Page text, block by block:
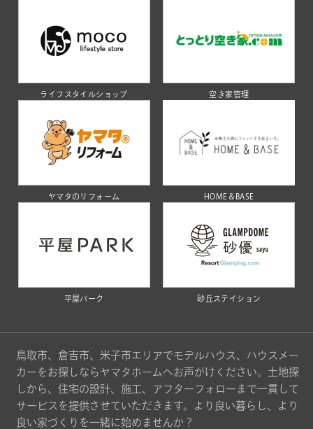
ライフスタイルショップ 空き家管理
ヤマタのリフォーム HOME＆BASE
平屋パーク 砂丘ステイション
鳥取市、倉吉市、米子市エリアでモデルハウス、ハウスメー
カーをお探しならヤマタホームへお声がけください。土地探
しから、住宅の設計、施工、アフターフォローまで一貫して
サービスを提供させていただきます。より良い暮らし、より
良い家づくりを一緒に始めませんか？